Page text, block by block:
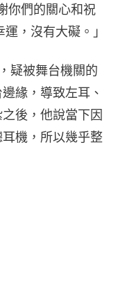
你們的關心和祝
，沒有大礙。」
疑被舞台機關的
緣，導致左耳、
後，他說當下因
機，所以幾乎整